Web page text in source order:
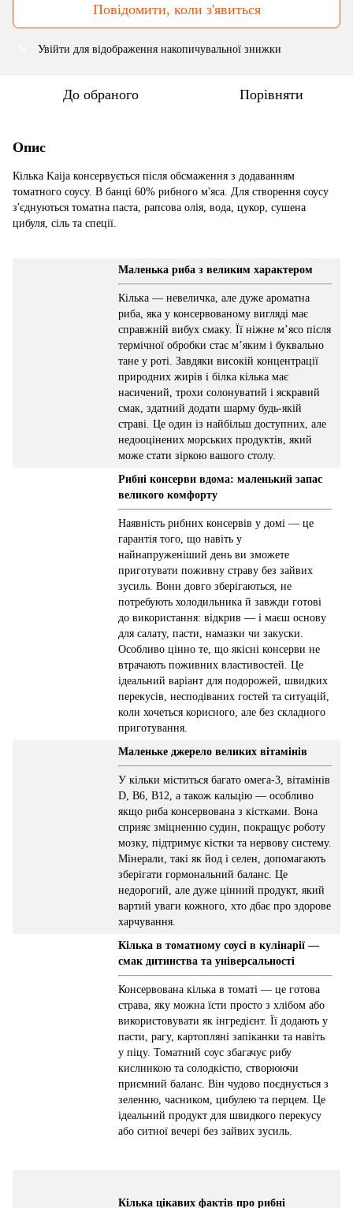
Повідомити, коли з'явиться
Увійти для відображення накопичувальної знижки
До обраного Порівняти
Опис
Кілька Kaija консервується після обсмаження з додаванням
томатного соусу. В банці 60% рибного м'яса. Для створення соусу
з'єднуються томатна паста, рапсова олія, вода, цукор, сушена
цибуля, сіль та спеції.
Маленька риба з великим характером
Кілька — невеличка, але дуже ароматна
риба, яка у консервованому вигляді має
справжній вибух смаку. Її ніжне м’ясо після
термічної обробки стає м’яким і буквально
тане у роті. Завдяки високій концентрації
природних жирів і білка кілька має
насичений, трохи солонуватий і яскравий
смак, здатний додати шарму будь-якій
страві. Це один із найбільш доступних, але
недооцінених морських продуктів, який
може стати зіркою вашого столу.
Рибні консерви вдома: маленький запас
великого комфорту
Наявність рибних консервів у домі — це
гарантія того, що навіть у
найнапруженіший день ви зможете
приготувати поживну страву без зайвих
зусиль. Вони довго зберігаються, не
потребують холодильника й завжди готові
до використання: відкрив — і маєш основу
для салату, пасти, намазки чи закуски.
Особливо цінно те, що якісні консерви не
втрачають поживних властивостей. Це
ідеальний варіант для подорожей, швидких
перекусів, несподіваних гостей та ситуацій,
коли хочеться корисного, але без складного
приготування.
Маленьке джерело великих вітамінів
У кільки міститься багато омега-3, вітамінів
D, B6, B12, а також кальцію — особливо
якщо риба консервована з кістками. Вона
сприяє зміцненню судин, покращує роботу
мозку, підтримує кістки та нервову систему.
Мінерали, такі як йод і селен, допомагають
зберігати гормональний баланс. Це
недорогий, але дуже цінний продукт, який
вартий уваги кожного, хто дбає про здорове
харчування.
Кілька в томатному соусі в кулінарії —
смак дитинства та універсальності
Консервована кілька в томаті — це готова
страва, яку можна їсти просто з хлібом або
використовувати як інгредієнт. Її додають у
пасти, рагу, картопляні запіканки та навіть
у піцу. Томатний соус збагачує рибу
кислинкою та солодкістю, створюючи
приємний баланс. Він чудово поєднується з
зеленню, часником, цибулею та перцем. Це
ідеальний продукт для швидкого перекусу
або ситної вечері без зайвих зусиль.
Кілька цікавих фактів про рибні